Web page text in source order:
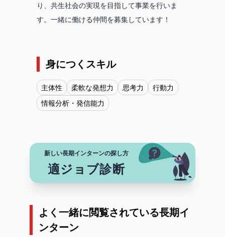
り、共生社会の実現を目指して事業を行いま
す。一緒に働ける仲間を募集しています！
身につくスキル
主体性 柔軟な発想力 思考力
行動力
情報分析・発信能力
新しい長期インターンの探し方
適ジョブ診断
よく一緒に閲覧されている長期イ
ンターン